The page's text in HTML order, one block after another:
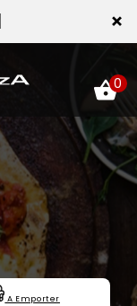
×
0
A Emporter